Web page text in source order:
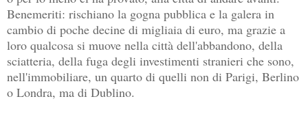
Benemeriti: rischiano la gogna pubblica e la galera in
cambio di poche decine di migliaia di euro, ma grazie a
loro qualcosa si muove nella città dell'abbandono, della
sciatteria, della fuga degli investimenti stranieri che sono,
nell'immobiliare, un quarto di quelli non di Parigi, Berlino
o Londra, ma di Dublino.